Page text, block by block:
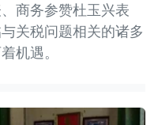
商务参赞杜玉兴表
关税问题相关的诸多
机遇。